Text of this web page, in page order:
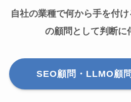
自社の業種で何から手を付
の顧問として判断に
SEO顧問・LLMO顧